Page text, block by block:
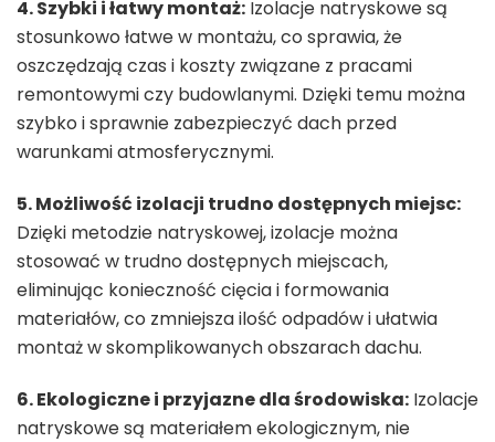
4. Szybki i łatwy montaż: Izolacje natryskowe są
stosunkowo łatwe w montażu, co sprawia, że
oszczędzają czas i koszty związane z pracami
remontowymi czy budowlanymi. Dzięki temu można
szybko i sprawnie zabezpieczyć dach przed
warunkami atmosferycznymi.
5. Możliwość izolacji trudno dostępnych miejsc:
Dzięki metodzie natryskowej, izolacje można
stosować w trudno dostępnych miejscach,
eliminując konieczność cięcia i formowania
materiałów, co zmniejsza ilość odpadów i ułatwia
montaż w skomplikowanych obszarach dachu.
6. Ekologiczne i przyjazne dla środowiska: Izolacje
natryskowe są materiałem ekologicznym, nie